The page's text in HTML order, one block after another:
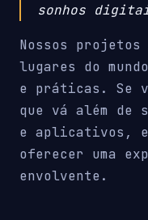
sonhos
Nossos projetos
lugares do
e práticas. Se
que vá além de
e aplicativos,
oferecer uma
envolvente.